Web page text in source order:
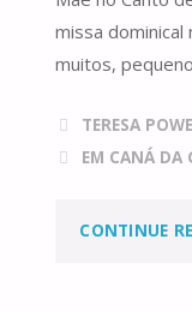
missa
muitos,
TERESA
EM CANÁ DA
CONTINUE